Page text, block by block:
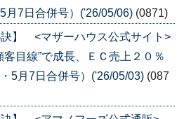
月7日合併号）('26/05/06) (0871)
訣】 <マザーハウス公式サイト>
目線”で成長、ＥＣ売上２０％
5月7日合併号）('26/05/03) (087